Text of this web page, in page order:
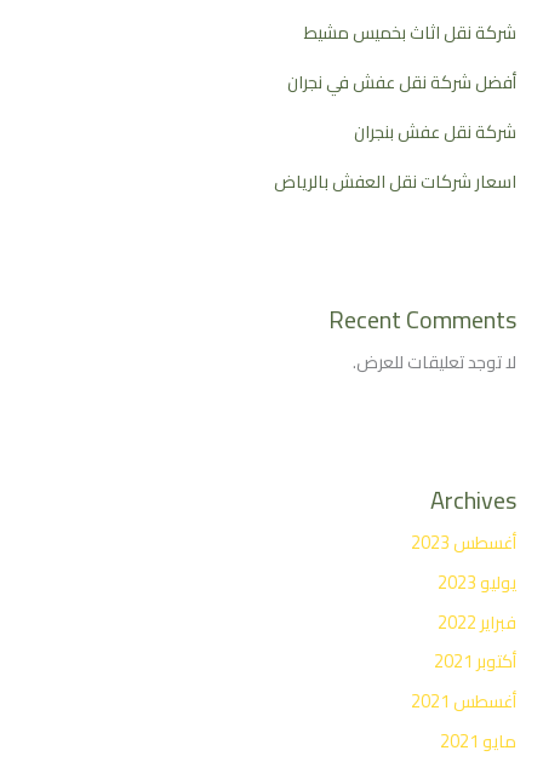
شركة نقل اثاث بخميس مشيط
أفضل شركة نقل عفش في نجران
شركة نقل عفش بنجران
اسعار شركات نقل العفش بالرياض
Recent Comments
لا توجد تعليقات للعرض.
Archives
أغسطس 2023
يوليو 2023
فبراير 2022
أكتوبر 2021
أغسطس 2021
مايو 2021